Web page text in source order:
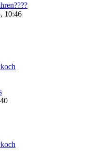
10:46